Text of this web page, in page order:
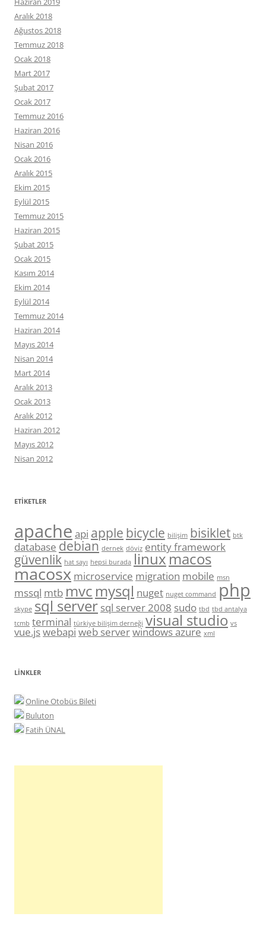
Aralık 2018
Ağustos 2018
Temmuz 2018
Ocak 2018
Mart 2017
Şubat 2017
Ocak 2017
Temmuz 2016
Haziran 2016
Nisan 2016
Ocak 2016
Aralık 2015
Ekim 2015
Eylül 2015
Temmuz 2015
Haziran 2015
Şubat 2015
Ocak 2015
Kasım 2014
Ekim 2014
Eylül 2014
Temmuz 2014
Haziran 2014
Mayıs 2014
Nisan 2014
Mart 2014
Aralık 2013
Ocak 2013
Aralık 2012
Haziran 2012
Mayıs 2012
Nisan 2012
ETIKETLER
apache api apple bicycle bilişim bisiklet btk
database debian dernek döviz entity framework
güvenlik hat sayı hepsi burada linuxmacos
macosx microservice migration mobile msn
mssql mtb mvc mysql nuget nuget command php
skype sql server sql server 2008 sudo tbd tbd antalya
tcmb terminal türkiye bilişim derneği visual studio vs
vue.jswebapiweb serverwindows azure xml
LINKLER
Online Otobüs Bileti
Buluton
Fatih ÜNAL